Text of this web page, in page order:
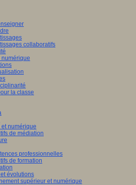
collaboratifs
numérique
la classe
numérique
de médiation
professionnelles
de formation
évolutions
supérieur et numérique